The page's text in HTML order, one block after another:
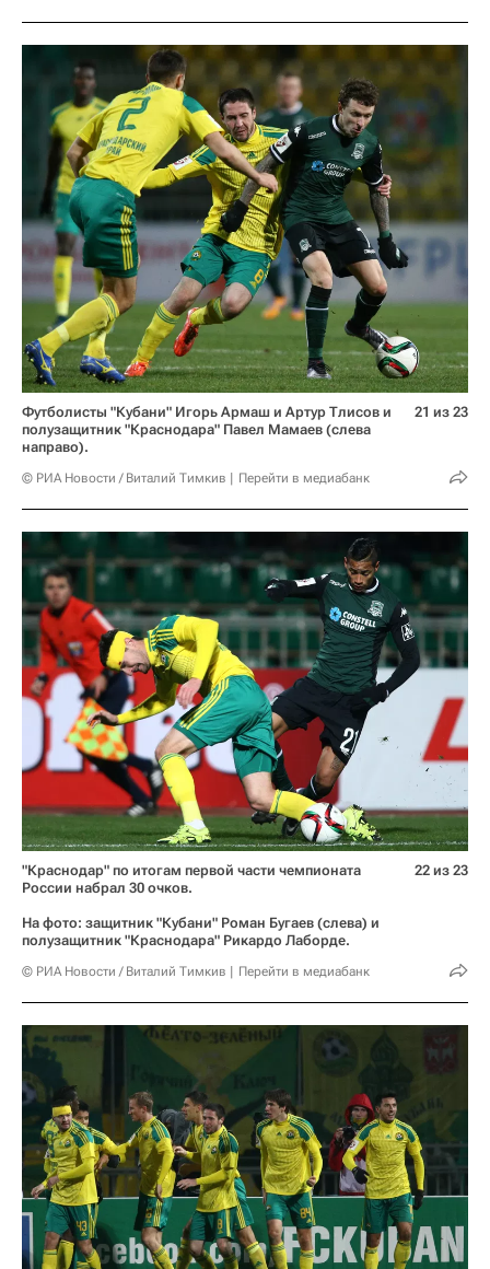
Футболисты "Кубани" Игорь Армаш и Артур Тлисов и
полузащитник "Краснодара" Павел Мамаев (слева
направо).
© РИА Новости / Виталий Тимкив Перейти в медиабанк
21 из 23
"Краснодар" по итогам первой части чемпионата
России набрал 30 очков.
На фото: защитник "Кубани" Роман Бугаев (слева) и
полузащитник "Краснодара" Рикардо Лаборде.
© РИА Новости / Виталий Тимкив Перейти в медиабанк
22 из 23